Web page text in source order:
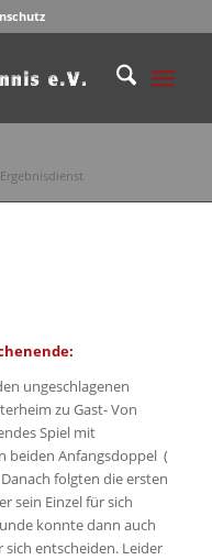
Ergebnisdienst
ungeschlagenen
zu Gast- Von
Spiel mit
beiden Anfangsdoppel (
folgten die ersten
sein Einzel für sich
konnte dann auch
sich entscheiden. Leider